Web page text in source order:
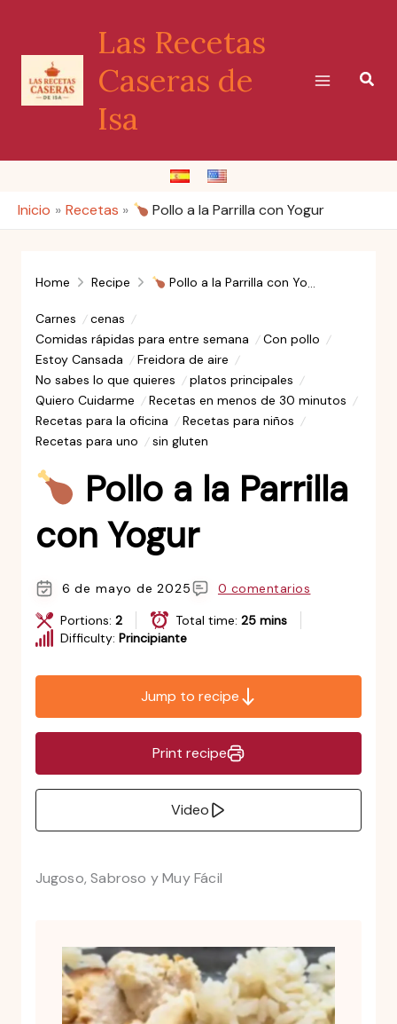
contenido
Las Recetas
Caseras de
Isa
Inicio Recetas Pollo a la Parrilla con Yogur
Home Recipe Pollo a la Parrilla con Yogur
Carnes
cenas
Comidas rápidas para entre semana
Con pollo
Estoy Cansada
Freidora de aire
No sabes lo que quieres
platos principales
Quiero Cuidarme
Recetas en menos de 30 minutos
Recetas para la oficina
Recetas para niños
Recetas para uno
sin gluten
Pollo a la Parrilla
con Yogur
6 de mayo de 2025
0 comentarios
Portions: 2 Total time: 25 mins
Difficulty: Principiante
Jump to recipe
Print recipe
Video
Jugoso, Sabroso y Muy Fácil